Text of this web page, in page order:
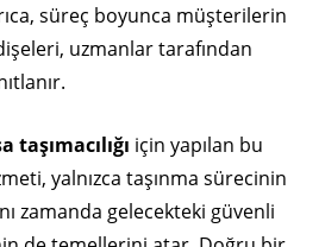
süreç boyunca müşterilerin
uzmanlar tarafından
taşımacılığı için yapılan bu
yalnızca taşınma sürecinin
zamanda gelecekteki güvenli